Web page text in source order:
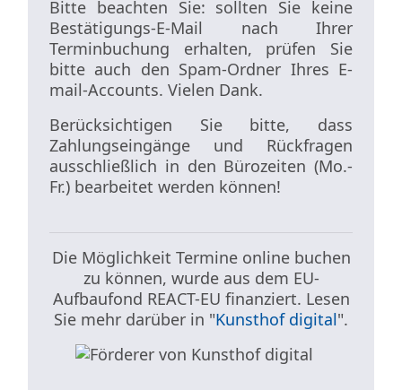
Bitte beachten Sie: sollten Sie keine
Bestätigungs-E-Mail nach Ihrer
Terminbuchung erhalten, prüfen Sie
bitte auch den Spam-Ordner Ihres E-
mail-Accounts. Vielen Dank.
Berücksichtigen Sie bitte, dass
Zahlungseingänge und Rückfragen
ausschließlich in den Bürozeiten (Mo.-
Fr.) bearbeitet werden können!
Die Möglichkeit Termine online buchen
zu können, wurde aus dem EU-
Aufbaufond REACT-EU finanziert. Lesen
Sie mehr darüber in "Kunsthof digital".